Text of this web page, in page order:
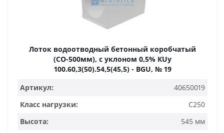
Лоток водоотводный бетонный коробчатый
(СО-500мм), с уклоном 0,5% КUу
100.60,3(50).54,5(45,5) - BGU, № 19
Артикул:
40650019
Класс нагрузки:
C250
Высота:
545 мм